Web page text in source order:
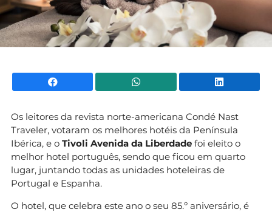
Facebook WhatsApp
Os leitores da revista norte-americana Condé Nast
Traveler, votaram os melhores hotéis da Península
Ibérica, e o Tivoli Avenida da Liberdade foi eleito o
melhor hotel português, sendo que ficou em quarto
lugar, juntando todas as unidades hoteleiras de
Portugal e Espanha.
O hotel, que celebra este ano o seu 85.º aniversário, é